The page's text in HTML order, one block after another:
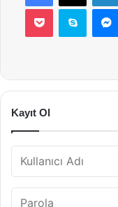
Pocket Skype
Kayıt Ol